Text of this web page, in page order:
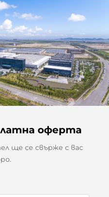
оферта
ще се свърже с вас